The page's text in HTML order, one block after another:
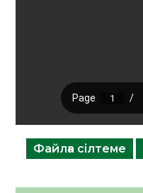
Файлға сілтеме